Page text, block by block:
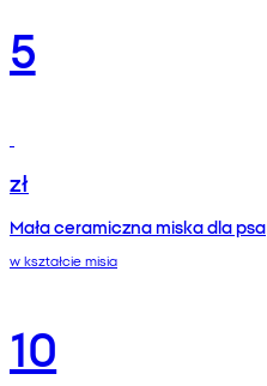
5
zł
Mała ceramiczna miska dla psa
w kształcie misia
10